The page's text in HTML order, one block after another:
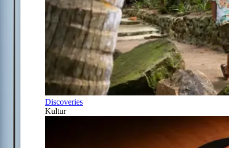
Discoveries
Kultur